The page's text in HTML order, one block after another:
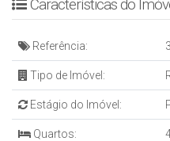
Características do
Referência:
Tipo de Imóvel:
Estágio do Imóvel:
Quartos: